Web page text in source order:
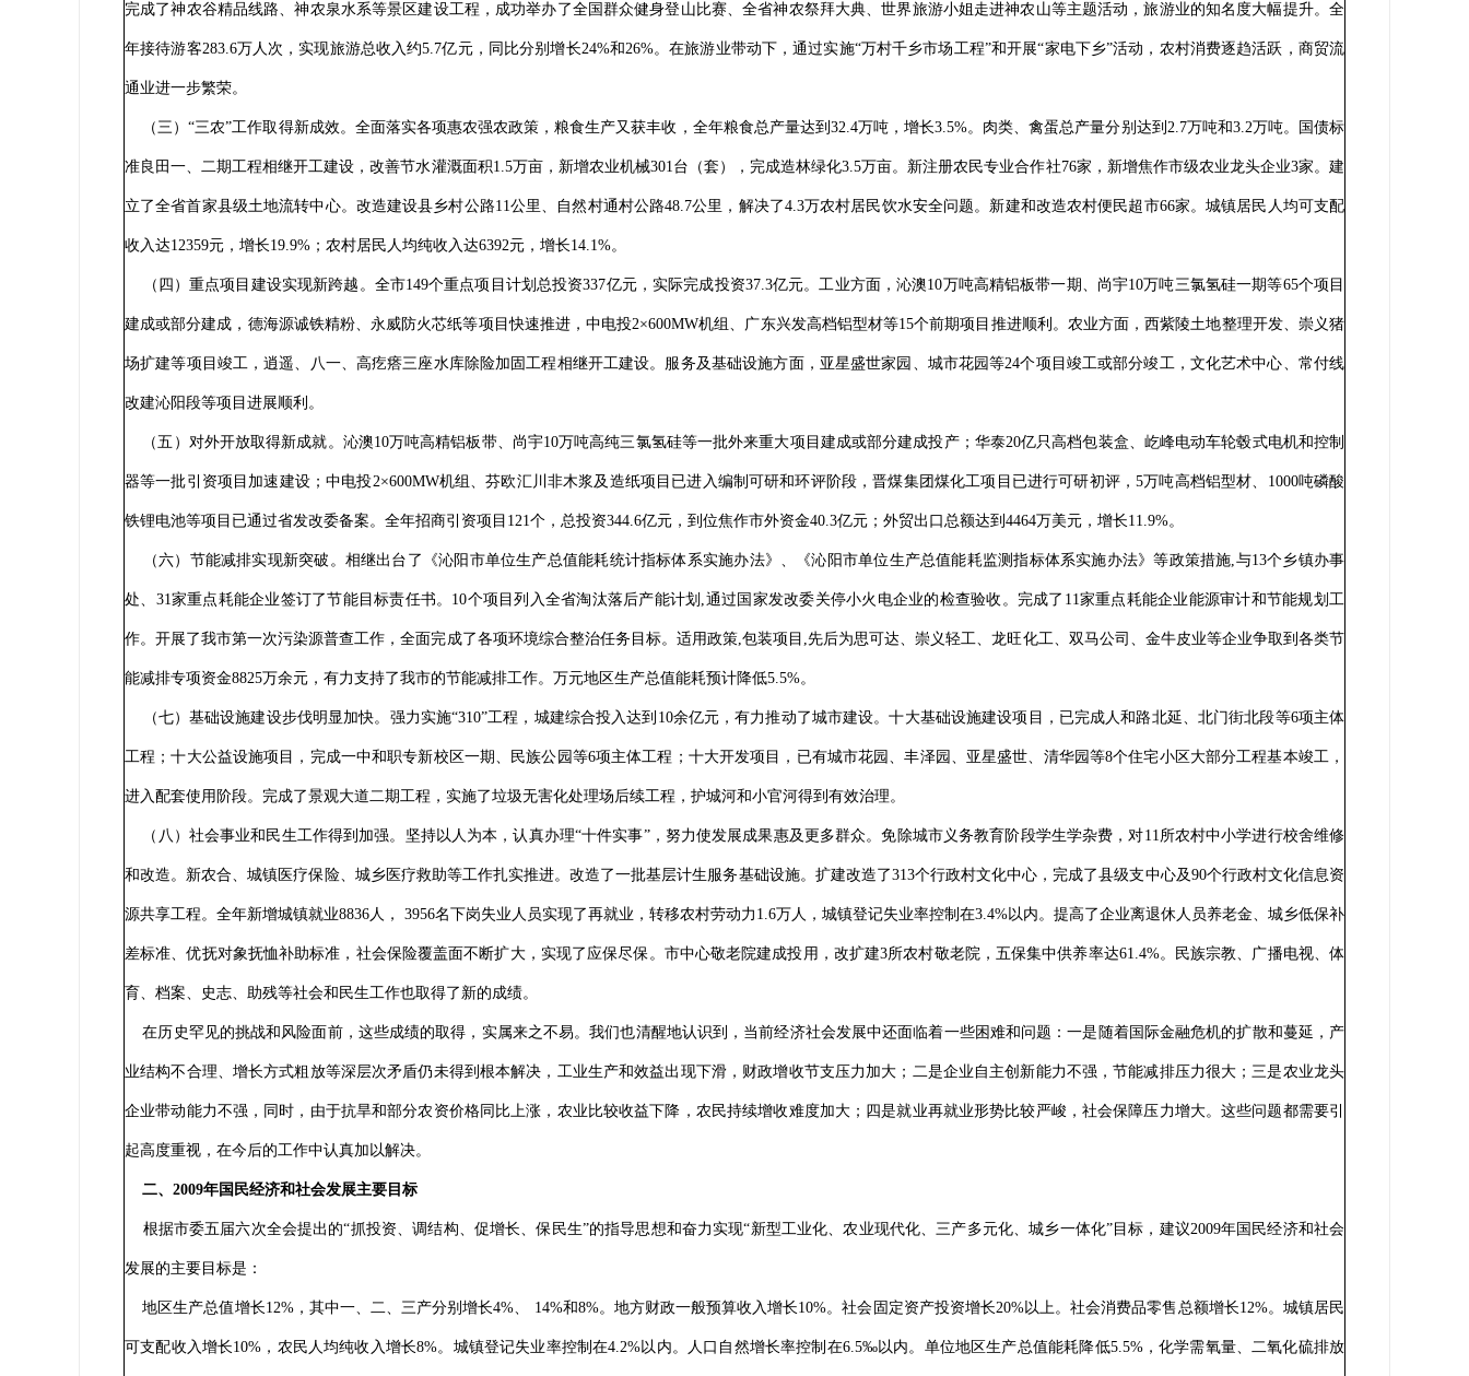
完成了神农谷精品线路、神农泉水系等景区建设工程，成功举办了全国群众健身登山比赛、全省神农祭拜大典、世界旅游小姐走进神农山等主题活动，旅游业的知名度大幅提升。全
年接待游客283.6万人次，实现旅游总收入约5.7亿元，同比分别增长24%和26%。在旅游业带动下，通过实施“万村千乡市场工程”和开展“家电下乡”活动，农村消费逐趋活跃，商贸流
通业进一步繁荣。
（三）“三农”工作取得新成效。全面落实各项惠农强农政策，粮食生产又获丰收，全年粮食总产量达到32.4万吨，增长3.5%。肉类、禽蛋总产量分别达到2.7万吨和3.2万吨。国债标
准良田一、二期工程相继开工建设，改善节水灌溉面积1.5万亩，新增农业机械301台（套），完成造林绿化3.5万亩。新注册农民专业合作社76家，新增焦作市级农业龙头企业3家。建
立了全省首家县级土地流转中心。改造建设县乡村公路11公里、自然村通村公路48.7公里，解决了4.3万农村居民饮水安全问题。新建和改造农村便民超市66家。城镇居民人均可支配
收入达12359元，增长19.9%；农村居民人均纯收入达6392元，增长14.1%。
（四）重点项目建设实现新跨越。全市149个重点项目计划总投资337亿元，实际完成投资37.3亿元。工业方面，沁澳10万吨高精铝板带一期、尚宇10万吨三氯氢硅一期等65个项目
建成或部分建成，德海源诚铁精粉、永威防火芯纸等项目快速推进，中电投2×600MW机组、广东兴发高档铝型材等15个前期项目推进顺利。农业方面，西紫陵土地整理开发、崇义猪
场扩建等项目竣工，逍遥、八一、高疙瘩三座水库除险加固工程相继开工建设。服务及基础设施方面，亚星盛世家园、城市花园等24个项目竣工或部分竣工，文化艺术中心、常付线
改建沁阳段等项目进展顺利。
（五）对外开放取得新成就。沁澳10万吨高精铝板带、尚宇10万吨高纯三氯氢硅等一批外来重大项目建成或部分建成投产；华泰20亿只高档包装盒、屹峰电动车轮毂式电机和控制
器等一批引资项目加速建设；中电投2×600MW机组、芬欧汇川非木浆及造纸项目已进入编制可研和环评阶段，晋煤集团煤化工项目已进行可研初评，5万吨高档铝型材、1000吨磷酸
铁锂电池等项目已通过省发改委备案。全年招商引资项目121个，总投资344.6亿元，到位焦作市外资金40.3亿元；外贸出口总额达到4464万美元，增长11.9%。
（六）节能减排实现新突破。相继出台了《沁阳市单位生产总值能耗统计指标体系实施办法》、《沁阳市单位生产总值能耗监测指标体系实施办法》等政策措施,与13个乡镇办事
处、31家重点耗能企业签订了节能目标责任书。10个项目列入全省淘汰落后产能计划,通过国家发改委关停小火电企业的检查验收。完成了11家重点耗能企业能源审计和节能规划工
作。开展了我市第一次污染源普查工作，全面完成了各项环境综合整治任务目标。适用政策,包装项目,先后为思可达、崇义轻工、龙旺化工、双马公司、金牛皮业等企业争取到各类节
能减排专项资金8825万余元，有力支持了我市的节能减排工作。万元地区生产总值能耗预计降低5.5%。
（七）基础设施建设步伐明显加快。强力实施“310”工程，城建综合投入达到10余亿元，有力推动了城市建设。十大基础设施建设项目，已完成人和路北延、北门街北段等6项主体
工程；十大公益设施项目，完成一中和职专新校区一期、民族公园等6项主体工程；十大开发项目，已有城市花园、丰泽园、亚星盛世、清华园等8个住宅小区大部分工程基本竣工，
进入配套使用阶段。完成了景观大道二期工程，实施了垃圾无害化处理场后续工程，护城河和小官河得到有效治理。
（八）社会事业和民生工作得到加强。坚持以人为本，认真办理“十件实事”，努力使发展成果惠及更多群众。免除城市义务教育阶段学生学杂费，对11所农村中小学进行校舍维修
和改造。新农合、城镇医疗保险、城乡医疗救助等工作扎实推进。改造了一批基层计生服务基础设施。扩建改造了313个行政村文化中心，完成了县级支中心及90个行政村文化信息资
源共享工程。全年新增城镇就业8836人， 3956名下岗失业人员实现了再就业，转移农村劳动力1.6万人，城镇登记失业率控制在3.4%以内。提高了企业离退休人员养老金、城乡低保补
差标准、优抚对象抚恤补助标准，社会保险覆盖面不断扩大，实现了应保尽保。市中心敬老院建成投用，改扩建3所农村敬老院，五保集中供养率达61.4%。民族宗教、广播电视、体
育、档案、史志、助残等社会和民生工作也取得了新的成绩。
在历史罕见的挑战和风险面前，这些成绩的取得，实属来之不易。我们也清醒地认识到，当前经济社会发展中还面临着一些困难和问题：一是随着国际金融危机的扩散和蔓延，产
业结构不合理、增长方式粗放等深层次矛盾仍未得到根本解决，工业生产和效益出现下滑，财政增收节支压力加大；二是企业自主创新能力不强，节能减排压力很大；三是农业龙头
企业带动能力不强，同时，由于抗旱和部分农资价格同比上涨，农业比较收益下降，农民持续增收难度加大；四是就业再就业形势比较严峻，社会保障压力增大。这些问题都需要引
起高度重视，在今后的工作中认真加以解决。
二、2009年国民经济和社会发展主要目标
根据市委五届六次全会提出的“抓投资、调结构、促增长、保民生”的指导思想和奋力实现“新型工业化、农业现代化、三产多元化、城乡一体化”目标，建议2009年国民经济和社会
发展的主要目标是：
地区生产总值增长12%，其中一、二、三产分别增长4%、 14%和8%。地方财政一般预算收入增长10%。社会固定资产投资增长20%以上。社会消费品零售总额增长12%。城镇居民
可支配收入增长10%，农民人均纯收入增长8%。城镇登记失业率控制在4.2%以内。人口自然增长率控制在6.5‰以内。单位地区生产总值能耗降低5.5%，化学需氧量、二氧化硫排放